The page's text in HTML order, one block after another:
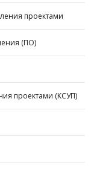
проектами
(ПО)
проектами (КСУП)